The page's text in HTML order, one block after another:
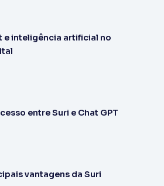
e inteligência artificial no
entre Suri e Chat GPT
vantagens da Suri